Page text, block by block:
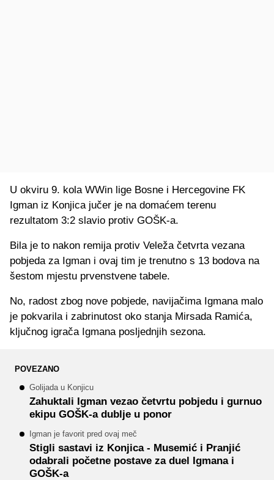
U okviru 9. kola WWin lige Bosne i Hercegovine FK
Igman iz Konjica jučer je na domaćem terenu
rezultatom 3:2 slavio protiv GOŠK-a.
Bila je to nakon remija protiv Veleža četvrta vezana
pobjeda za Igman i ovaj tim je trenutno s 13 bodova na
šestom mjestu prvenstvene tabele.
No, radost zbog nove pobjede, navijačima Igmana malo
je pokvarila i zabrinutost oko stanja Mirsada Ramića,
ključnog igrača Igmana posljednjih sezona.
POVEZANO
Golijada u Konjicu
Zahuktali Igman vezao četvrtu pobjedu i gurnuo
ekipu GOŠK-a dublje u ponor
Igman je favorit pred ovaj meč
Stigli sastavi iz Konjica - Musemić i Pranjić
odabrali početne postave za duel Igmana i
GOŠK-a